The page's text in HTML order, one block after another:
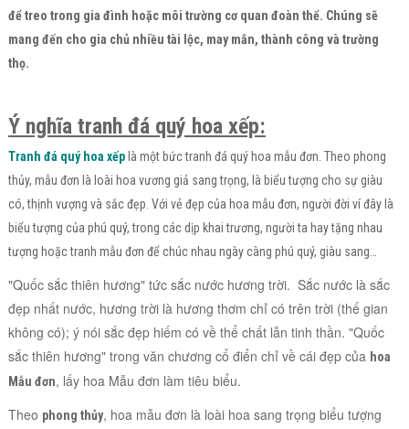
để treo trong gia đình hoặc môi trường cơ quan đoàn thể. Chúng sẽ
mang đến cho gia chủ nhiều tài lộc, may mắn, thành công và trường
thọ.
Ý nghĩa tranh đá quý hoa xếp:
Tranh đá quýhoa xếplà một bức tranh đá quý hoa mẫu đơn. Theo phong
thủy, mẫu đơn là loài hoa vương giả sang trọng, là biểu tượng cho sự giàu
có, thịnh vượng và sắc đẹp. Với vẻ đẹp của hoa mẫu đơn, người đời ví đây là
biểu tượng của phú quý, trong các dịp khai trương, người ta hay tặng nhau
tượng hoặc tranh mẫu đơn để chúc nhau ngày càng phú quý, giàu sang…
"Quốc sắc thiên hương" tức sắc nước hương trời. Sắc nước là sắc
đẹp nhất nước, hương trời là hương thơm chỉ có trên trời (thế gian
không có); ý nói sắc đẹp hiếm có về thể chất lẫn tinh thần. "Quốc
sắc thiên hương" trong văn chương cổ điển chỉ về cái đẹp của hoa
Mẫu đơn, lấy hoa Mẫu đơn làm tiêu biểu.
Theo phong thủy, hoa mẫu đơn là loài hoa sang trọng biểu tượng